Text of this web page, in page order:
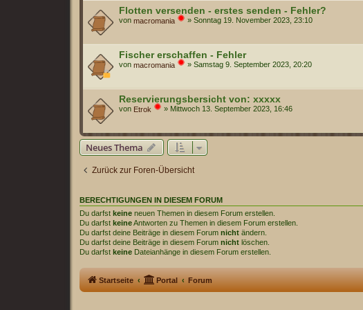
Flotten versenden - erstes senden - Fehler?
von macromania » Sonntag 19. November 2023, 23:10
Fischer erschaffen - Fehler
von macromania » Samstag 9. September 2023, 20:20
Reservierungsbersicht von: xxxxx
von Etrok » Mittwoch 13. September 2023, 16:46
Neues Thema
Zurück zur Foren-Übersicht
BERECHTIGUNGEN IN DIESEM FORUM
Du darfst keine neuen Themen in diesem Forum erstellen.
Du darfst keineAntworten zu Themen in diesem Forum erstellen.
Du darfst deine Beiträge in diesem Forum nicht ändern.
Du darfst deine Beiträge in diesem Forum nicht löschen.
Du darfst keine Dateianhänge in diesem Forum erstellen.
Startseite Portal Forum